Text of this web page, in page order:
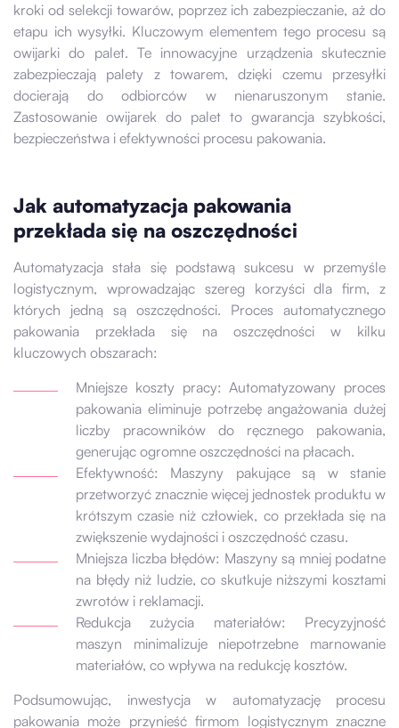
kroki od selekcji towarów, poprzez ich zabezpieczanie, aż do
etapu ich wysyłki. Kluczowym elementem tego procesu są
owijarki do palet. Te innowacyjne urządzenia skutecznie
zabezpieczają palety z towarem, dzięki czemu przesyłki
docierają do odbiorców w nienaruszonym stanie.
Zastosowanie owijarek do palet to gwarancja szybkości,
bezpieczeństwa i efektywności procesu pakowania.
Jak automatyzacja pakowania
przekłada się na oszczędności
Automatyzacja stała się podstawą sukcesu w przemyśle
logistycznym, wprowadzając szereg korzyści dla firm, z
których jedną są oszczędności. Proces automatycznego
pakowania przekłada się na oszczędności w kilku
kluczowych obszarach:
Mniejsze koszty pracy: Automatyzowany proces
pakowania eliminuje potrzebę angażowania dużej
liczby pracowników do ręcznego pakowania,
generując ogromne oszczędności na płacach.
Efektywność: Maszyny pakujące są w stanie
przetworzyć znacznie więcej jednostek produktu w
krótszym czasie niż człowiek, co przekłada się na
zwiększenie wydajności i oszczędność czasu.
Mniejsza liczba błędów: Maszyny są mniej podatne
na błędy niż ludzie, co skutkuje niższymi kosztami
zwrotów i reklamacji.
Redukcja zużycia materiałów: Precyzyjność
maszyn minimalizuje niepotrzebne marnowanie
materiałów, co wpływa na redukcję kosztów.
Podsumowując, inwestycja w automatyzację procesu
pakowania może przynieść firmom logistycznym znaczne